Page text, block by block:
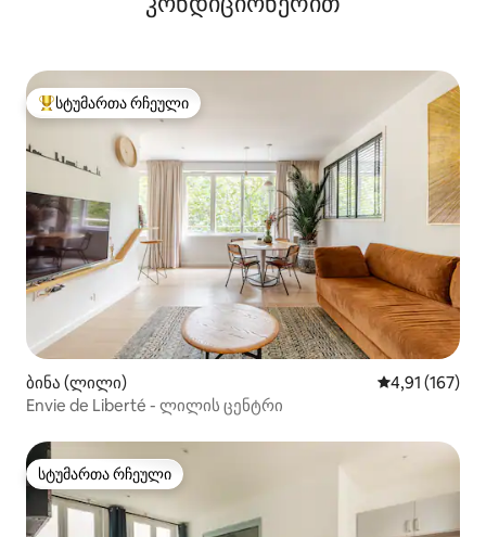
სტუმართა რჩეული მოწინავე ვარიანტი
სტუმართა რჩეული
ბინა (ლილი) საშუალო
4,91 (167)
Envie de Liberté - ლილის ცენტრი
სტუმართა რჩეული
სტუმართა რჩეული